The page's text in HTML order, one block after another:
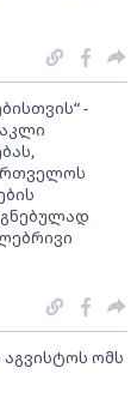
-
აგვისტოს ომს